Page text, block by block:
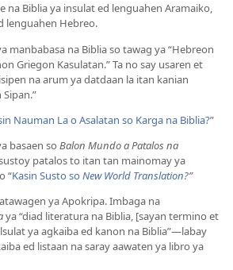
na Biblia ya insulat ed lenguahen Aramaiko,
lenguahen Hebreo.
manbabasa na Biblia so tawag ya “Hebreon
Griegon Kasulatan.” Ta no say usaren et
na arum ya datdaan la itan kanian
Nauman La o Asalatan so Karga na Biblia?”
basaen so Balon Mundo a Patalos na
patalos to itan tan mainomay ya
“Kasin Susto so New World Translation?”
ya Apokripa. Imbaga na
ya “diad literatura na Biblia, [sayan termino et
ya agkaiba ed kanon na Biblia”—labay
ed listaan na saray aawaten ya libro ya